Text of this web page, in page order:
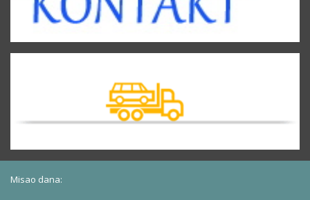
Misao dana: